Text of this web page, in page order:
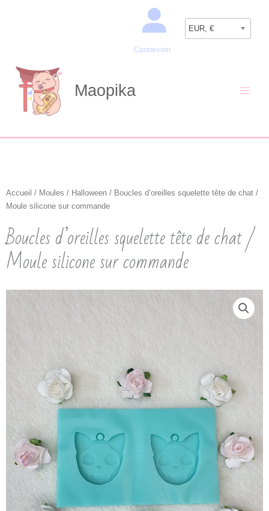
Connexion
EUR, €
Maopika
Accueil / Moules / Halloween / Boucles d’oreilles squelette tête de chat /
Moule silicone sur commande
Boucles d’oreilles squelette tête de chat /
Moule silicone sur commande
Recherche